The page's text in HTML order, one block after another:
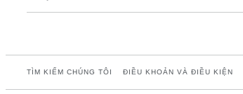
TÌM KIẾM CHÚNG TÔI ĐIỀU KHOẢN VÀ ĐIỀU KIỆN